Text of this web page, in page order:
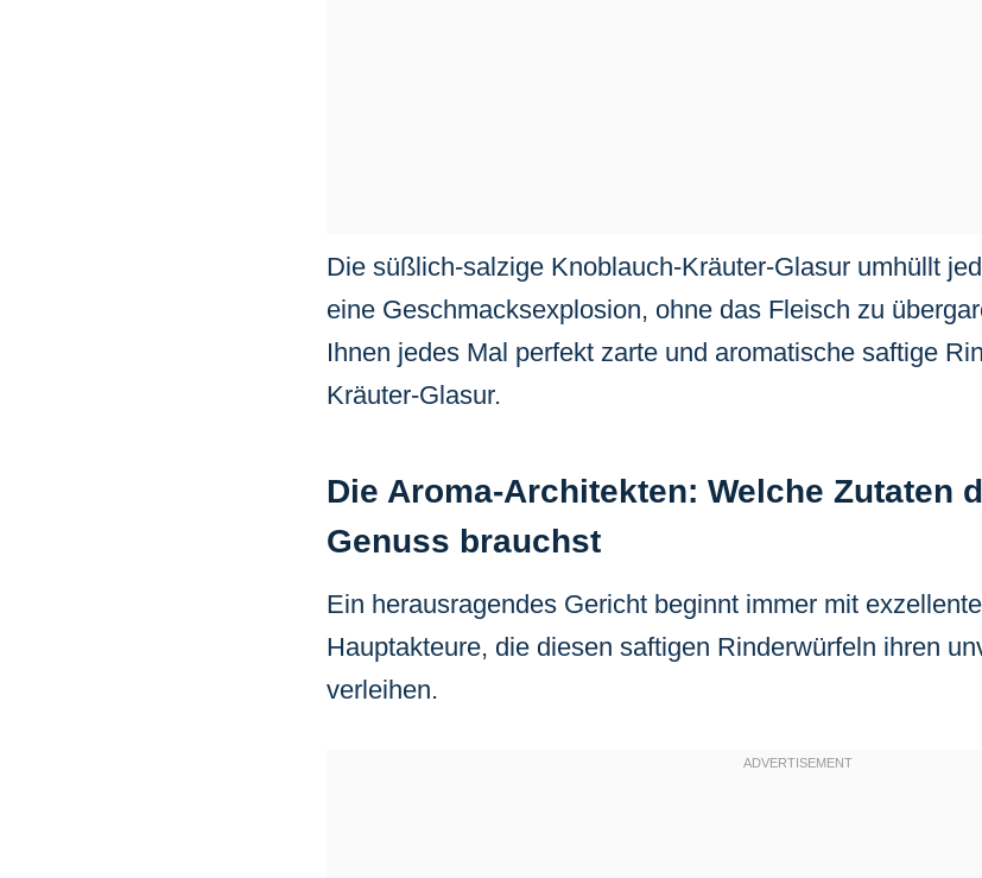
Die süßlich-salzige Knoblauch-Kräuter-Glasur umhüllt
eine Geschmacksexplosion, ohne das Fleisch zu
Ihnen jedes Mal perfekt zarte und aromatische saftige
Kräuter-Glasur.
Die Aroma-Architekten: Welche Zutaten
Genuss brauchst
Ein herausragendes Gericht beginnt immer mit
Hauptakteure, die diesen saftigen Rinderwürfeln ihren
verleihen.